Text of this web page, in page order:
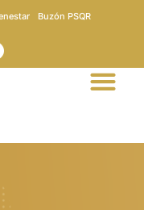
Buzón PSQR